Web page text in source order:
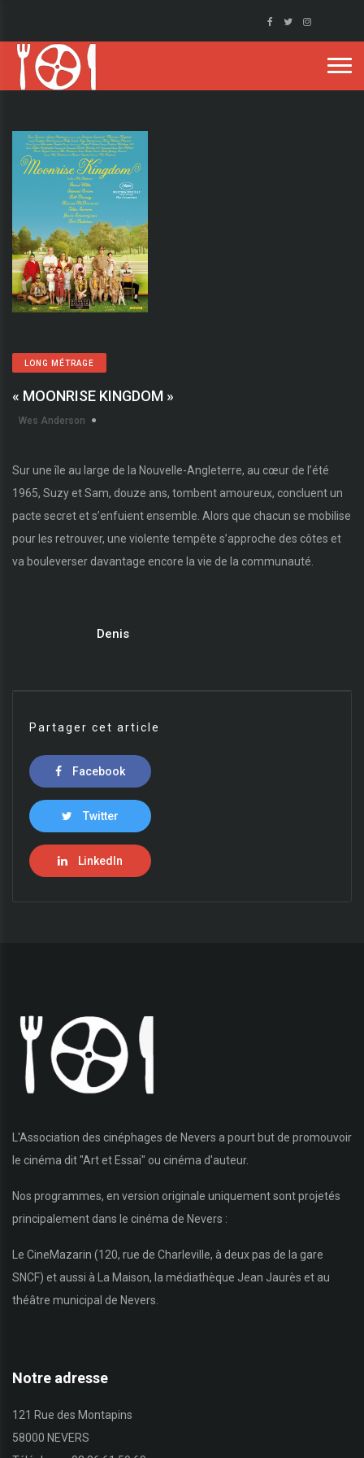
LONG MÉTRAGE
« MOONRISE KINGDOM »
Wes Anderson
Sur une île au large de la Nouvelle-Angleterre, au cœur de l’été
1965, Suzy et Sam, douze ans, tombent amoureux, concluent un
pacte secret et s’enfuient ensemble. Alors que chacun se mobilise
pour les retrouver, une violente tempête s’approche des côtes et
va bouleverser davantage encore la vie de la communauté.
Denis
Partager cet article
Facebook
Twitter
LinkedIn
L'Association des cinéphages de Nevers a pourt but de promouvoir
le cinéma dit "Art et Essai" ou cinéma d'auteur.
Nos programmes, en version originale uniquement sont projetés
principalement dans le cinéma de Nevers :
Le CineMazarin (120, rue de Charleville, à deux pas de la gare
SNCF) et aussi à La Maison, la médiathèque Jean Jaurès et au
théâtre municipal de Nevers.
Notre adresse
121 Rue des Montapins
58000 NEVERS